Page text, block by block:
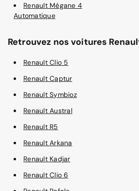
Renault Mégane 4
Automatique
Retrouvez nos voitures
Renault Clio 5
Renault Captur
Renault Symbioz
Renault Austral
Renault R5
Renault Arkana
Renault Kadjar
Renault Clio 6